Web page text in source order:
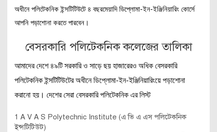
অধীনে পলিটেকনিক ইন্সটিটিউটে ৪ বছরমেয়াদি ডিপ্লোমা-ইন-ইঞ্জিনিয়ারিং কোর্সে
আপনি পড়াশোনা করতে পারবেন।
বেসরকারি পলিটেকনিক কলেজের তালিকা
আমাদের দেশে ৪৯টি সরকারি ও সাড়ে ছয় হাজারেরও অধিক বেসরকারি
পলিটেকনিক ইন্সটিটিউটের অধীনে ডিপ্লোমা-ইন-ইঞ্জিনিয়ারিংয়ে পড়াশোনা
করানো হয়। দেশের সেরা বেসরকারি পলিটেকনিক এর লিস্ট
1 A V A S Polytechnic Institute (এ ভি এ এস পলিটেকনিক
ইন্সটিটিউট)